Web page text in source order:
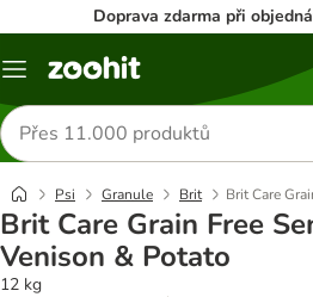
Doprava zdarma při
Menu
Hledat
produkty
Psi Granule Brit Brit Care
Brit Care Grain Free
Venison & Potato
12 kg